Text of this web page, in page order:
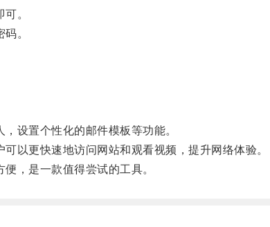
。
。
设置个性化的邮件模板等功能。
更快速地访问网站和观看视频，提升网络体验。
，是一款值得尝试的工具。